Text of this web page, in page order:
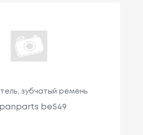
зубчатый ремень
be549